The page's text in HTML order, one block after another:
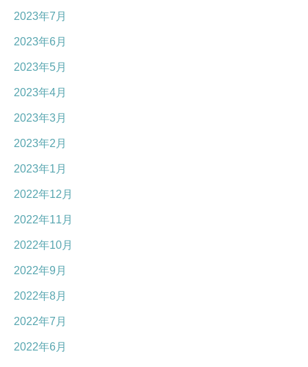
2023年7月
2023年6月
2023年5月
2023年4月
2023年3月
2023年2月
2023年1月
2022年12月
2022年11月
2022年10月
2022年9月
2022年8月
2022年7月
2022年6月